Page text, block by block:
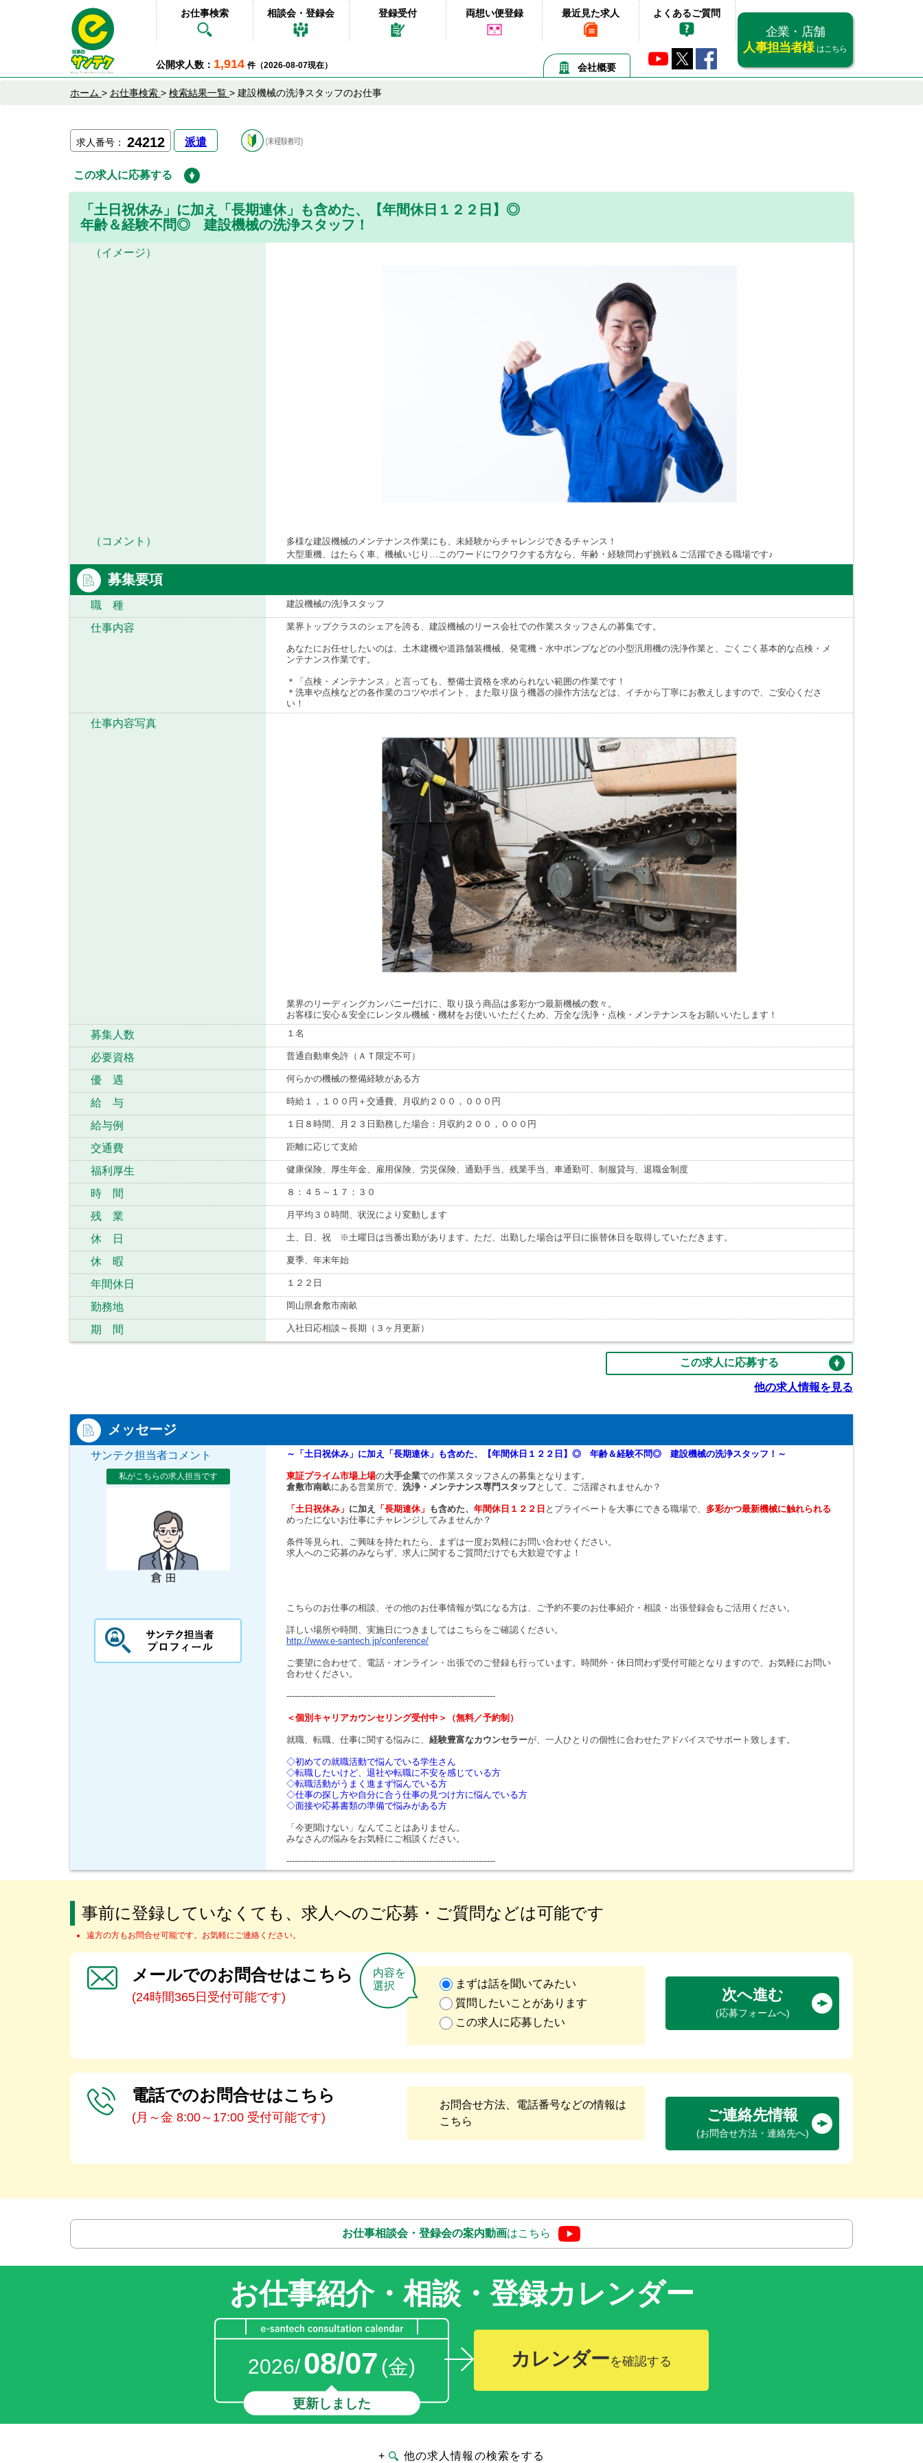
お仕事検索 相談会・登録会 登録受付 両想い便登録 最近見た求人 よくあるご質問
企業・店舗
人事担当者様 はこちら
公開求人数： 1,914 件（2026-08-07現在） 会社概要
ホーム > お仕事検索 > 検索結果一覧 > 建設機械の洗浄スタッフのお仕事
求人番号： 24212 派遣
この求人に応募する
「土日祝休み」に加え「長期連休」も含めた、【年間休日１２２日】◎
年齢＆経験不問◎ 建設機械の洗浄スタッフ！
（イメージ）
（コメント）
多様な建設機械のメンテナンス作業にも、未経験からチャレンジできるチャンス！
大型重機、はたらく車、機械いじり…このワードにワクワクする方なら、年齢・経験問わず挑戦＆ご活躍できる職場です♪
募集要項
職 種 建設機械の洗浄スタッフ
仕事内容 業界トップクラスのシェアを誇る、建設機械のリース会社での作業スタッフさんの募集です。
あなたにお任せしたいのは、土木建機や道路舗装機械、発電機・水中ポンプなどの小型汎用機の洗浄作業と、ごくごく基本的な点検・メ
ンテナンス作業です。
＊「点検・メンテナンス」と言っても、整備士資格を求められない範囲の作業です！
＊洗車や点検などの各作業のコツやポイント、また取り扱う機器の操作方法などは、イチから丁寧にお教えしますので、ご安心くださ
い！
仕事内容写真
業界のリーディングカンパニーだけに、取り扱う商品は多彩かつ最新機械の数々。
お客様に安心＆安全にレンタル機械・機材をお使いいただくため、万全な洗浄・点検・メンテナンスをお願いいたします！
募集人数 １名
必要資格 普通自動車免許（ＡＴ限定不可）
優 遇 何らかの機械の整備経験がある方
給 与 時給１，１００円＋交通費、月収約２００，０００円
給与例 １日８時間、月２３日勤務した場合：月収約２００，０００円
交通費 距離に応じて支給
福利厚生 健康保険、厚生年金、雇用保険、労災保険、通勤手当、残業手当、車通勤可、制服貸与、退職金制度
時 間 ８：４５～１７：３０
残 業 月平均３０時間、状況により変動します
休 日 土、日、祝 ※土曜日は当番出勤があります。ただ、出勤した場合は平日に振替休日を取得していただきます。
休 暇 夏季、年末年始
年間休日 １２２日
勤務地 岡山県倉敷市南畝
期 間 入社日応相談～長期（３ヶ月更新）
この求人に応募する
他の求人情報を見る
メッセージ
サンテク担当者コメント
私がこちらの求人担当です
～「土日祝休み」に加え「長期連休」も含めた、【年間休日１２２日】◎ 年齢＆経験不問◎ 建設機械の洗浄スタッフ！～
東証プライム市場上場の大手企業での作業スタッフさんの募集となります。
倉敷市南畝にある営業所で、 洗浄・メンテナンス専門スタッフ として、ご活躍されませんか？
「土日祝休み」 に加え 「長期連休」 も含めた、 年間休日１２２日 とプライベートを大事にできる職場で、 多彩かつ最新機械に触れられる
めったにないお仕事にチャレンジしてみませんか？
条件等見られ、ご興味を持たれたら、まずは一度お気軽にお問い合わせください。
求人へのご応募のみならず、求人に関するご質問だけでも大歓迎ですよ！
こちらのお仕事の相談、その他のお仕事情報が気になる方は、ご予約不要のお仕事紹介・相談・出張登録会もご活用ください。
詳しい場所や時間、実施日につきましてはこちらをご確認ください。
http://www.e-santech.jp/conference/
ご要望に合わせて、電話・オンライン・出張でのご登録も行っています。時間外・休日問わず受付可能となりますので、お気軽にお問い
合わせください。
----------------------------------------------------------------------------
＜個別キャリアカウンセリング受付中＞（無料／予約制）
就職、転職、仕事に関する悩みに、 経験豊富なカウンセラーが、一人ひとりの個性に合わせたアドバイスでサポート致します。
◇初めての就職活動で悩んでいる学生さん
◇転職したいけど、退社や転職に不安を感じている方
◇転職活動がうまく進まず悩んでいる方
◇仕事の探し方や自分に合う仕事の見つけ方に悩んでいる方
◇面接や応募書類の準備で悩みがある方
「今更聞けない」なんてことはありません。
みなさんの悩みをお気軽にご相談ください。
----------------------------------------------------------------------------
事前に登録していなくても、求人へのご応募・ご質問などは可能です
遠方の方もお問合せ可能です。お気軽にご連絡ください。
メールでのお問合せはこちら
(24時間365日受付可能です)
内容を
選択
まずは話を聞いてみたい
質問したいことがあります
この求人に応募したい
次へ進む
(応募フォームへ)
電話でのお問合せはこちら
(月～金 8:00～17:00 受付可能です)
お問合せ方法、電話番号などの情報は
こちら
ご連絡先情報
(お問合せ方法・連絡先へ)
お仕事相談会・登録会の案内動画はこちら
お仕事紹介・相談・登録カレンダー
2026/08/07 (金)
更新しました
カレンダーを確認する
+ 他の求人情報の検索をする